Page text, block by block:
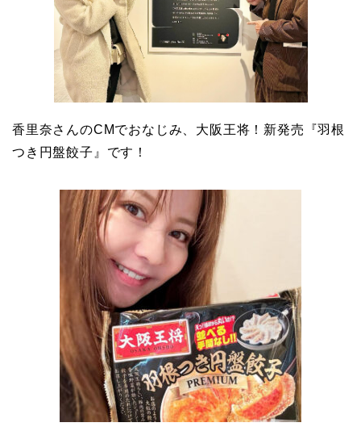
香里奈さんのCMでおなじみ、大阪王将！新発売『羽根
つき円盤餃子』です！